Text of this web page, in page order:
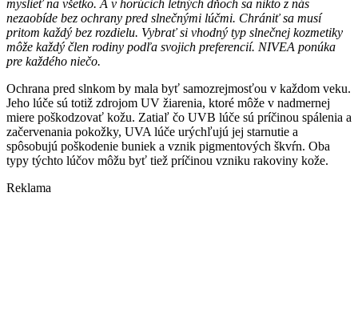
myslieť na všetko. A v horúcich letných dňoch sa nikto z nás
nezaobíde bez ochrany pred slnečnými lúčmi. Chrániť sa musí
pritom každý bez rozdielu. Vybrať si vhodný typ slnečnej kozmetiky
môže každý člen rodiny podľa svojich preferencií. NIVEA ponúka
pre každého niečo.
Ochrana pred slnkom by mala byť samozrejmosťou v každom veku.
Jeho lúče sú totiž zdrojom UV žiarenia, ktoré môže v nadmernej
miere poškodzovať kožu. Zatiaľ čo UVB lúče sú príčinou spálenia a
začervenania pokožky, UVA lúče urýchľujú jej starnutie a
spôsobujú poškodenie buniek a vznik pigmentových škvŕn. Oba
typy týchto lúčov môžu byť tiež príčinou vzniku rakoviny kože.
Reklama